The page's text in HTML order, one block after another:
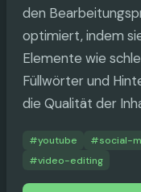
den
optimiert, indem
Elemente wie
Füllwörter und
die Qualität der
#youtube #social-
#video-editing